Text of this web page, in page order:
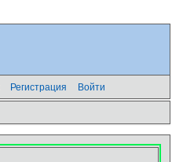
Регистрация Войти